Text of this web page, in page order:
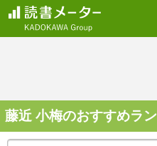
藤近 小梅のおすすめラ